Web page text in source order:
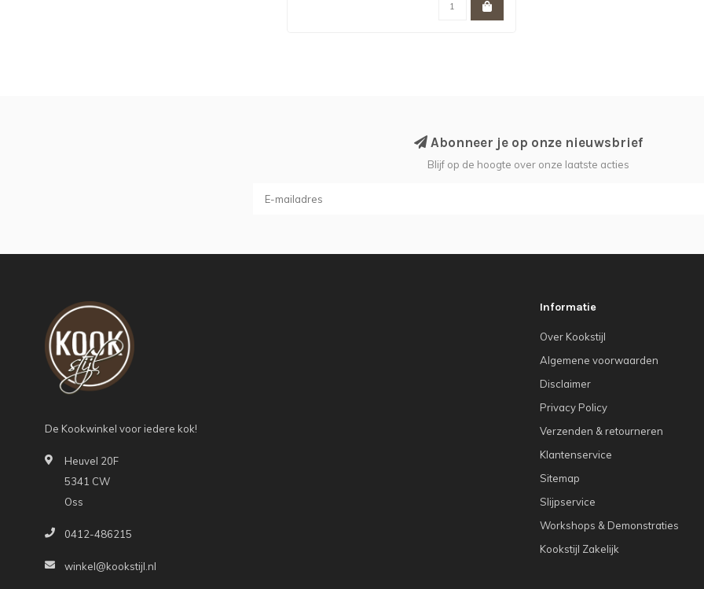
Abonneer je op onze nieuwsbrief
Blijf op de hoogte over onze laatste acties
De Kookwinkel voor iedere kok!
Heuvel 20F
5341 CW
Oss
0412-486215
winkel@kookstijl.nl
Informatie
Over Kookstijl
Algemene voorwaarden
Disclaimer
Privacy Policy
Verzenden & retourneren
Klantenservice
Sitemap
Slijpservice
Workshops & Demonstraties
Kookstijl Zakelijk